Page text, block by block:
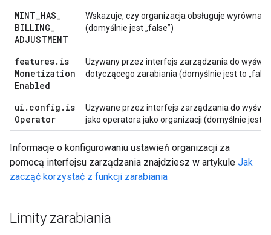
MINT HAS
BILLING
ADJUSTMENT
Wskazuje, czy organizacja obsługuje
(domyślnie jest „false”)
features. is
Monetization
Enabled
Używany przez interfejs zarządzania do
dotyczącego zarabiania (domyślnie jest to
ui . config . is
Operator
Używane przez interfejs zarządzania do
jako operatora jako organizacji (domyślnie jest
Informacje o konfigurowaniu ustawień organizacji za
pomocą interfejsu zarządzania znajdziesz w artykule Jak
zacząć korzystać z funkcji zarabiania
Limity zarabiania